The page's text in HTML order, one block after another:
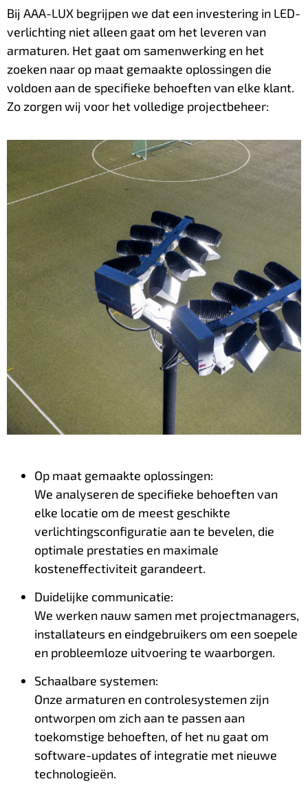
Bij AAA-LUX begrijpen we dat een investering in LED-
verlichting niet alleen gaat om het leveren van
armaturen. Het gaat om samenwerking en het
zoeken naar op maat gemaakte oplossingen die
voldoen aan de specifieke behoeften van elke klant.
Zo zorgen wij voor het volledige projectbeheer:
Op maat gemaakte oplossingen:
We analyseren de specifieke behoeften van
elke locatie om de meest geschikte
verlichtingsconfiguratie aan te bevelen, die
optimale prestaties en maximale
kosteneffectiviteit garandeert.
Duidelijke communicatie:
We werken nauw samen met projectmanagers,
installateurs en eindgebruikers om een soepele
en probleemloze uitvoering te waarborgen.
Schaalbare systemen:
Onze armaturen en controlesystemen zijn
ontworpen om zich aan te passen aan
toekomstige behoeften, of het nu gaat om
software-updates of integratie met nieuwe
technologieën.